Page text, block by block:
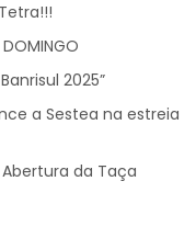
DOMINGO
2025”
a Sestea na estreia
da Taça